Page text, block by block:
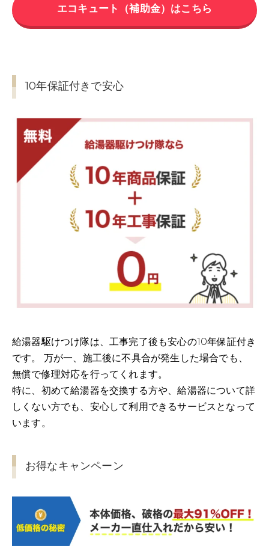
エコキュート（補助金）はこちら
10年保証付きで安心
給湯器駆けつけ隊は、工事完了後も安心の10年保証付き
です。 万が一、施工後に不具合が発生した場合でも、
無償で修理対応を行ってくれます。
特に、初めて給湯器を交換する方や、給湯器について詳
しくない方でも、安心して利用できるサービスとなって
います。
お得なキャンペーン